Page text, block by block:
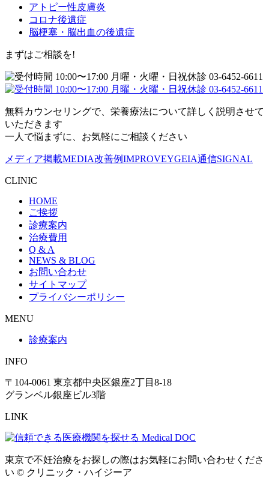
アトピー性皮膚炎
コロナ後遺症
脳梗塞・脳出血の後遺症
まずはご相談を!
無料カウンセリングで、栄養療法について詳しく説明させて
いただきます
一人で悩まずに、お気軽にご相談ください
メディア掲載MEDIA改善例IMPROVEYGEIA通信SIGNAL
CLINIC
HOME
ご挨拶
診療案内
治療費用
Q & A
NEWS & BLOG
お問い合わせ
サイトマップ
プライバシーポリシー
MENU
診療案内
INFO
〒104-0061 東京都中央区銀座2丁目8-18
グランベル銀座ビル3階
LINK
東京で不妊治療をお探しの際はお気軽にお問い合わせくださ
い © クリニック・ハイジーア